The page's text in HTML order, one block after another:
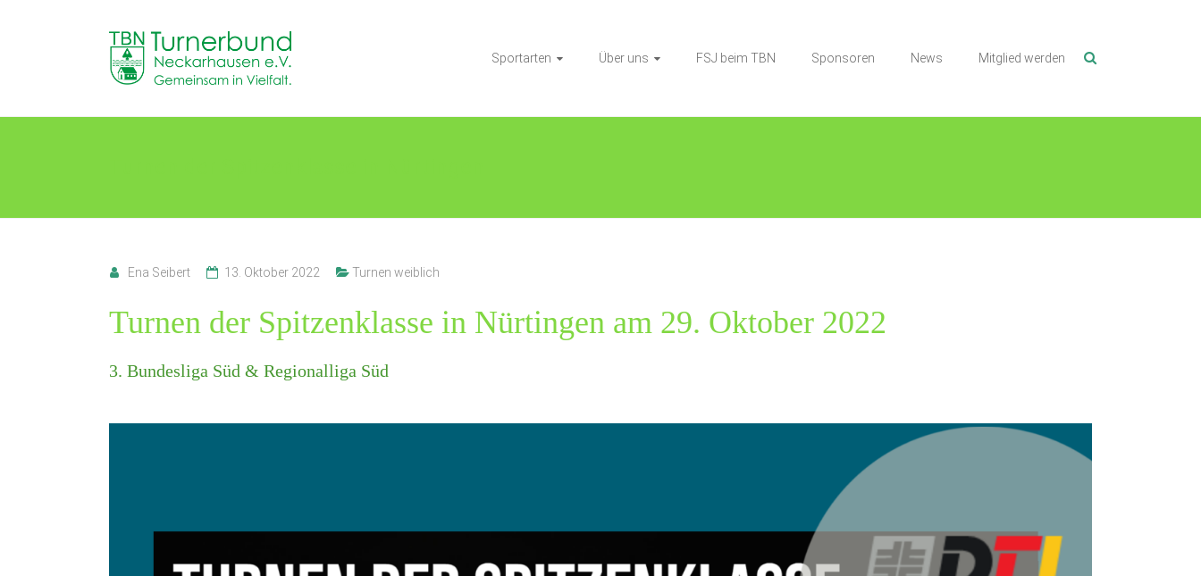
TB
Neckarhausen
in
Sportarten Über uns FSJ beim TBN Sponsoren News Mitglied werden
Ena Seibert 13. Oktober 2022 Turnen weiblich
Turnen der Spitzenklasse in Nürtingen am 29. Oktober 2022
3. Bundesliga Süd & Regionalliga Süd